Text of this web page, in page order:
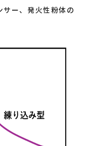
ー、発火性粉体の